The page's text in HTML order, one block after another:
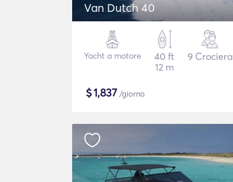
Van Dutch 40
Yacht a motore
40 ft
12 m
9 Crociera
$1,837 /giorno